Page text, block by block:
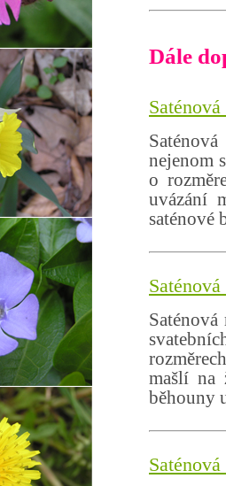
Dále
nejenom
o
uvázání
saténové
mašlí na
běhouny